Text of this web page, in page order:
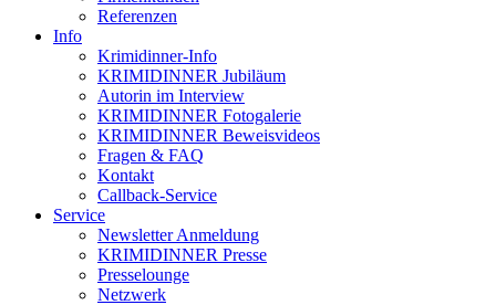
Referenzen
Info
Krimidinner-Info
KRIMIDINNER Jubiläum
Autorin im Interview
KRIMIDINNER Fotogalerie
KRIMIDINNER Beweisvideos
Fragen & FAQ
Kontakt
Callback-Service
Service
Newsletter Anmeldung
KRIMIDINNER Presse
Presselounge
Netzwerk